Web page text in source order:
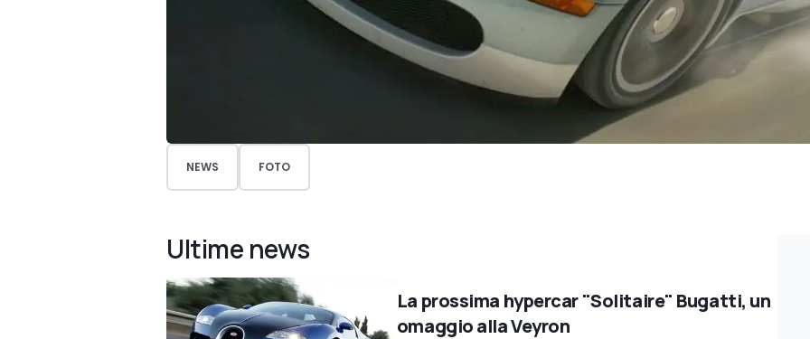
NEWS FOTO
Ultime news
La prossima hypercar "Solitaire" Bugatti, un
omaggio alla Veyron